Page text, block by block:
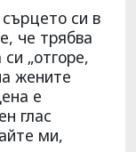
си в
че трябва
„отгоре,
жените
е
глас
ми,